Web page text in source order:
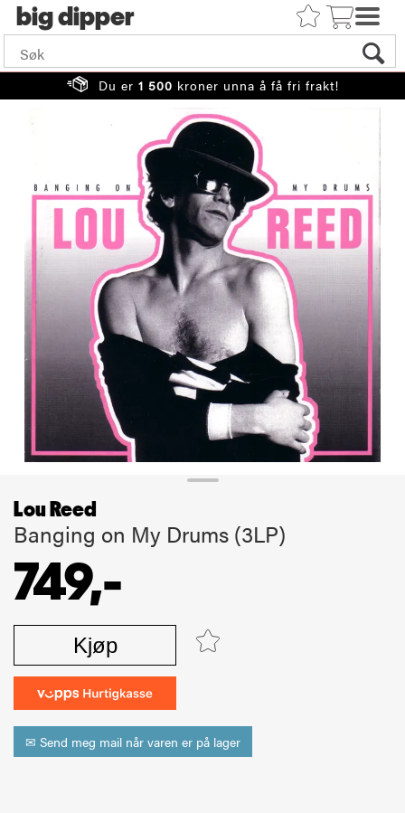
big
Du er 1 500 kroner unna å få fri frakt!
Lou Reed
Banging on My Drums (3LP)
749,-
Kjøp
✉ Send meg mail når varen er på lager